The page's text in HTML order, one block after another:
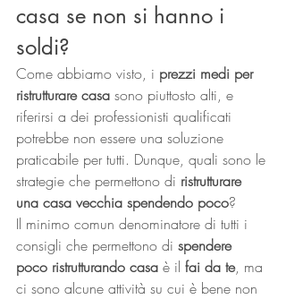
casa se non si hanno i
soldi?
Come abbiamo visto, i prezzi medi per
ristrutturare casa sono piuttosto alti, e
riferirsi a dei professionisti qualificati
potrebbe non essere una soluzione
praticabile per tutti. Dunque, quali sono le
strategie che permettono di ristrutturare
una casa vecchia spendendo poco?
Il minimo comun denominatore di tutti i
consigli che permettono di spendere
poco ristrutturando casa è il fai da te, ma
ci sono alcune attività su cui è bene non